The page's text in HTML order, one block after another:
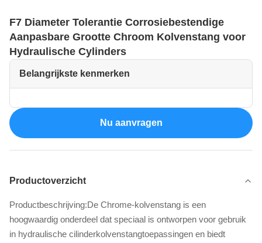
F7 Diameter Tolerantie Corrosiebestendige
Aanpasbare Grootte Chroom Kolvenstang voor
Hydraulische Cylinders
Belangrijkste kenmerken
Nu aanvragen
Productoverzicht
Productbeschrijving:De Chrome-kolvenstang is een
hoogwaardig onderdeel dat speciaal is ontworpen voor gebruik
in hydraulische cilinderkolvenstangtoepassingen en biedt